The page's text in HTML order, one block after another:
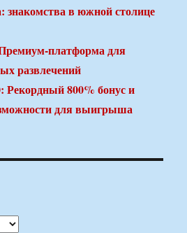
знакомства в южной столице
платформа для
развлечений
Рекордный 800% бонус и
для выигрыша